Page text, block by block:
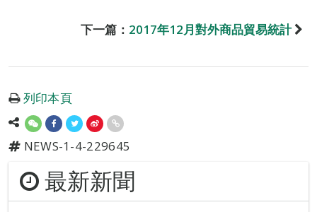
下一篇： 2017年12月對外商品貿易統計
列印本頁
NEWS-1-4-229645
最新新聞